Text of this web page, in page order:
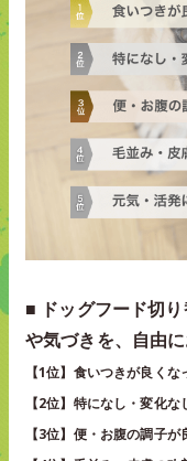
■ ドッグフード切
や気づきを、自由
【1位】食いつきが良く
【2位】特になし・変化
【3位】便・お腹の調子